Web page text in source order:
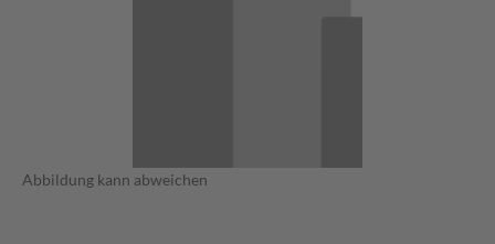
Abbildung kann abweichen